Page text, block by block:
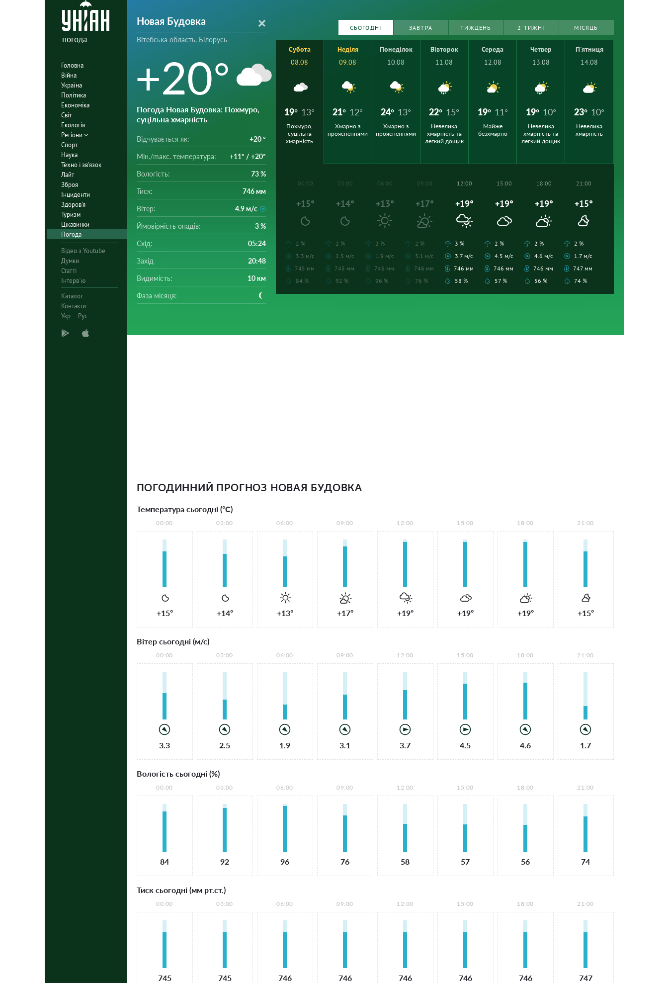
погода
Головна
Війна
Україна
Політика
Економіка
Світ
Екологія
Регіони
Спорт
Наука
Техно і зв'язок
Лайт
Зброя
Інциденти
Здоров'я
Туризм
Цікавинки
Погода
Відео з Youtube
Думки
Статті
Інтерв`ю
Каталог
Контакти
Укр
Рус
Новая Будовка
Вітебська область, Білорусь
+20°
Погода Новая Будовка: Похмуро,
суцільна хмарність
Відчувається як: +20 °
Мін./mакс. температура: +11° / +20°
Вологість: 73 %
Тиск: 746 мм
Вітер: 4.9 м/с
Ймовірність опадів: 3 %
Схід: 05:24
Захід 20:48
Видимість: 10 км
Фаза місяця:
СЬОГОДНІ ЗАВТРА ТИЖДЕНЬ 2 ТИЖНІ МІСЯЦЬ
Субота
08.08
19° 13°
Похмуро,
суцільна
хмарність
Неділя
09.08
21° 12°
Хмарно з
проясненнями
Понеділок
10.08
24° 13°
Хмарно з
проясненнями
Вівторок
11.08
22° 15°
Невелика
хмарність та
легкий дощик
Середа
12.08
19° 11°
Майже
безхмарно
Четвер
13.08
19° 10°
Невелика
хмарність та
легкий дощик
П'ятниця
14.08
23° 10°
Невелика
хмарність
00:00
+15°
2 %
3.3 м/с
745 мм
84 %
03:00
+14°
2 %
2.5 м/с
745 мм
92 %
06:00
+13°
2 %
1.9 м/с
746 мм
96 %
09:00
+17°
2 %
3.1 м/с
746 мм
76 %
12:00
+19°
3 %
3.7 м/с
746 мм
58 %
15:00
+19°
2 %
4.5 м/с
746 мм
57 %
18:00
+19°
2 %
4.6 м/с
746 мм
56 %
21:00
+15°
2 %
1.7 м/с
747 мм
74 %
ПОГОДИННИЙ ПРОГНОЗ НОВАЯ БУДОВКА
Температура сьогодні (°С)
00:00
+15°
03:00
+14°
06:00
+13°
09:00
+17°
12:00
+19°
15:00
+19°
18:00
+19°
21:00
+15°
Вітер сьогодні (м/с)
00:00
3.3
03:00
2.5
06:00
1.9
09:00
3.1
12:00
3.7
15:00
4.5
18:00
4.6
21:00
1.7
Вологість сьогодні (%)
00:00
84
03:00
92
06:00
96
09:00
76
12:00
58
15:00
57
18:00
56
21:00
74
Тиск сьогодні (мм рт.ст.)
00:00
745
03:00
745
06:00
746
09:00
746
12:00
746
15:00
746
18:00
746
21:00
747